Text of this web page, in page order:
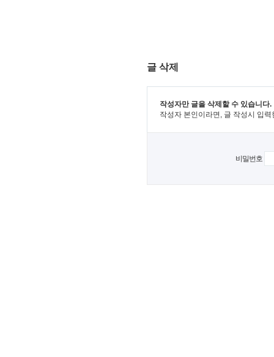
글 삭제
작성자만 글을 삭제할 수 있습니다.
작성자 본인이라면, 글 작성시 입
비밀번호